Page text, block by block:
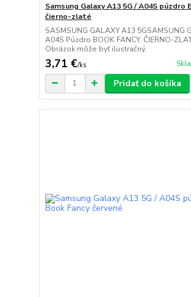
Samsung Galaxy A13 5G / A04S púzdro
čierno-zlaté
SASMSUNG GALAXY A13 5GSAMSUNG
A04S Púzdro BOOK FANCY, ČIERNO-
Obrázok môže byť ilustračný,
3,71 €/ks
Pridať do košíka